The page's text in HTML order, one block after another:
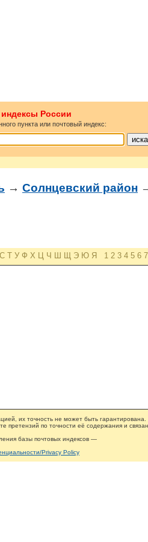
России
пункта или почтовый индекс:
→ Солнцевский район
С Т У Ф Х Ц Ч Ш Щ Э Ю Я 1 2 3 4 5 6 7
их точность не может быть гарантирована.
по точности её содержания и
базы почтовых индексов —
Privacy Policy